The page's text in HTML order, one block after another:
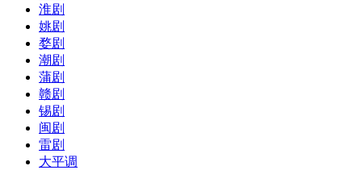
淮剧
姚剧
婺剧
潮剧
蒲剧
赣剧
锡剧
闽剧
雷剧
大平调